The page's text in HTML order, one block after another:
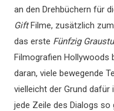
an den Drehbüchern für
GiftFilme, zusätzlich
das erste Fünfzig
Filmografien Hollywoods
daran, viele bewegende
vielleicht der Grund dafür
jede Zeile des Dialogs